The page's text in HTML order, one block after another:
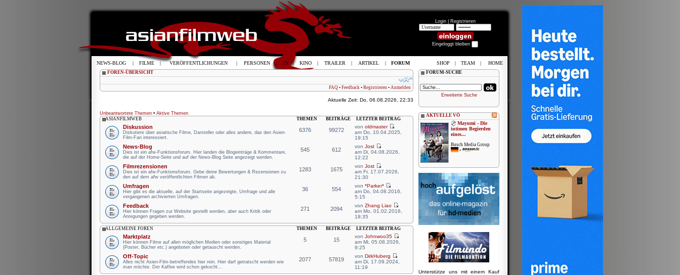
Login | Registrieren
Eingeloggt bleiben
FOREN-ÜBERSICHT
FAQ • Feedback • Registrieren • Anmelden
Aktuelle Zeit: Do, 06.08.2026, 22:33
Unbeantwortete Themen • Aktive Themen
ASIANFILMWEB
THEMEN BEITRÄGE LETZTER BEITRAG
Diskussion
Diskutiere über asiatische Filme, Darsteller oder alles andere, das den Asien-
Film-Fan interessiert.
6376 99272
vonoldmaster
am Do, 10.04.2025,
19:15
News-Blog
Dies ist ein afw-Funktionsforum. Hier landen die Blogeinträge & Kommentare,
die auf der Home-Seite und auf der News-Blog Seite angezeigt werden.
545 612
vonJost
am Di, 04.08.2026,
12:22
Filmrezensionen
Dies ist ein afw-Funktionsforum. Gebe deine Bewertungen & Rezensionen zu
den auf dem afw veröffentlichten Filmen ab.
1283 1675
vonJost
am Fr, 17.07.2026,
21:30
Umfragen
Hier gibt es die aktuelle, auf der Startseite angezeigte, Umfrage und alle
vergangenen archivierten Umfragen.
36 554
von*Parker*
am Do, 04.08.2016,
5:15
Feedback
Hier können Fragen zur Website gestellt werden, aber auch Kritik oder
Anregungen gegeben werden.
271 2094
vonZhang Liao
am Mo, 01.02.2016,
18:35
ALLGEMEINE FOREN THEMEN BEITRÄGE LETZTER BEITRAG
Marktplatz
Hier können Filme auf allen möglichen Medien oder sonstiges Material
(Poster, Bücher etc.) angeboten oder getauscht werden.
5 15
vonJohnwoo35
am Mi, 05.08.2026,
9:25
Off-Topic
Alles nicht Asien-Film-betreffendes hier rein. Hier darf getratscht werden wie
man möchte. Der Kaffee wird schon gekocht...
2077 57819
vonDirkHuberg
am Di, 17.09.2024,
11:19
FORUM-SUCHE
Erweiterte Suche
AKTUELLE VÖ
Mayumi - Die
intimen Begierden
eines...
Busch Media Group
•
Unterstütze uns mit einem Kauf
NEWS-BLOG | FILME | VERÖFFENTLICHUNGEN | PERSONEN | TV | KINO | TRAILER | ARTIKEL | FORUM SHOP | TEAM | HOME